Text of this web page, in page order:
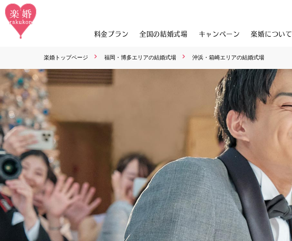
料金プラン 全国の結婚式場 キャンペーン 楽婚について
楽婚トップページ 福岡・博多エリアの結婚式場 沖浜・箱崎エリアの結婚式場